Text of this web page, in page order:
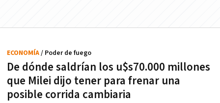
De dónde saldrían los u$s70.000 millones
que Milei dijo tener para frenar una
posible corrida cambiaria
ECONOMÍA/ Poder de fuego